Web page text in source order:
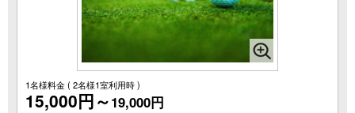
1名様料金( 2名様1室利用時 )
15,000円～19,000円